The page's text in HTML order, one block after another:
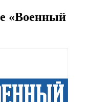
«Военный